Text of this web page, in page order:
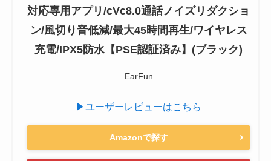
対応専用アプリ/cVc8.0通話ノイズリダクショ
ン/風切り音低減/最大45時間再生/ワイヤレス
充電/IPX5防水【PSE認証済み】(ブラック)
EarFun
▶ユーザーレビューはこちら
Amazonで探す